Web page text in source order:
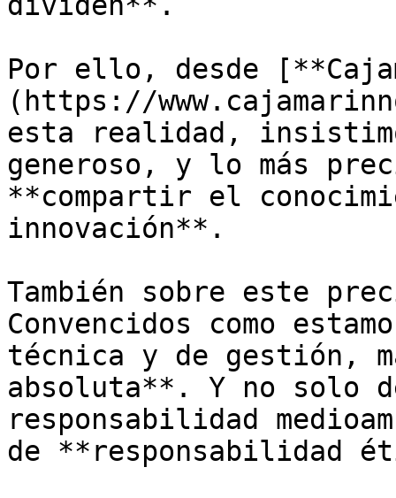
Por ello, desde
(https://
esta realidad,
generoso, y lo más
**compartir el
innovación**.
También sobre este
Convencidos como
técnica y de gestión,
absoluta**. Y no solo
responsabilidad
de **responsabilidad